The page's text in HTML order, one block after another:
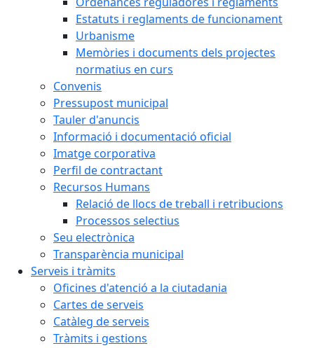
Estatuts i reglaments de funcionament
Urbanisme
Memòries i documents dels projectes
normatius en curs
Convenis
Pressupost municipal
Tauler d'anuncis
Informació i documentació oficial
Imatge corporativa
Perfil de contractant
Recursos Humans
Relació de llocs de treball i retribucions
Processos selectius
Seu electrònica
Transparència municipal
Serveis i tràmits
Oficines d'atenció a la ciutadania
Cartes de serveis
Catàleg de serveis
Tràmits i gestions